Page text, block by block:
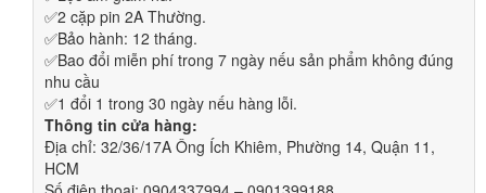
✅2 cặp pin 2A Thường.
✅Bảo hành: 12 tháng.
✅Bao đổi miễn phí trong 7 ngày nếu sản phẩm không đúng
nhu cầu
✅1 đổi 1 trong 30 ngày nếu hàng lỗi.
Thông tin cửa hàng:
Địa chỉ: 32/36/17A Ông Ích Khiêm, Phường 14, Quận 11,
HCM